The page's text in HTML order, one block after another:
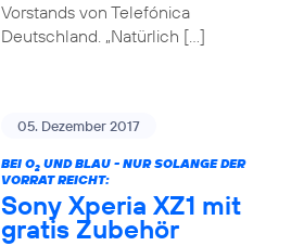
Vorstands von Telefónica
Deutschland. „Natürlich […]
05. Dezember 2017
BEI O2UND BLAU - NUR SOLANGE DER
VORRAT REICHT:
Sony Xperia XZ1 mit
gratis Zubehör